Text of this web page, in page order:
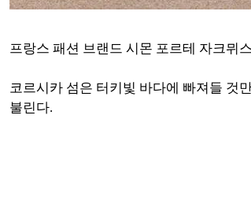
프랑스 패션 브랜드 시몬 포르테 자크뮈
코르시카 섬은 터키빛 바다에 빠져들 것
불린다.